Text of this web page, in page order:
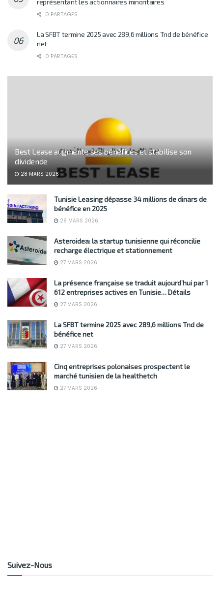
représentant les actionnaires minoritaires
0 PARTAGES
La SFBT termine 2025 avec 289,6 millions Tnd de bénéfice
net
0 PARTAGES
Best Lease augmente ses bénéfices et stabilise son
dividende
28 MARS 2026
Tunisie Leasing dépasse 34 millions de dinars de
bénéfice en 2025
28 MARS 2026
Asteroidea: la startup tunisienne qui réconcilie
recharge électrique et stationnement
27 MARS 2026
La présence française se traduit aujourd’hui par 1
612 entreprises actives en Tunisie… Détails
27 MARS 2026
La SFBT termine 2025 avec 289,6 millions Tnd de
bénéfice net
27 MARS 2026
Cinq entreprises polonaises prospectent le
marché tunisien de la healthetch
27 MARS 2026
Suivez-Nous